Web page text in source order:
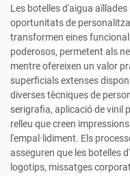
Les botelles d'aigua
oportunitats de
transformen eines
poderosos, permetent als
mentre ofereixen un valor
superficials extenses
diverses tècniques de
serigrafia, aplicació de vinil
relleu que creen
l'empal·lidiment. Els
asseguren que les botelles
logotips, missatges